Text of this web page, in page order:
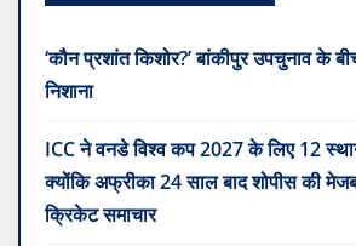
‘कौन प्रशांत किशोर?’ बांकीपुर उपचुनाव के
निशाना
ICC ने वनडे विश्व कप 2027 के लिए 12
क्योंकि अफ्रीका 24 साल बाद शोपीस की
क्रिकेट समाचार